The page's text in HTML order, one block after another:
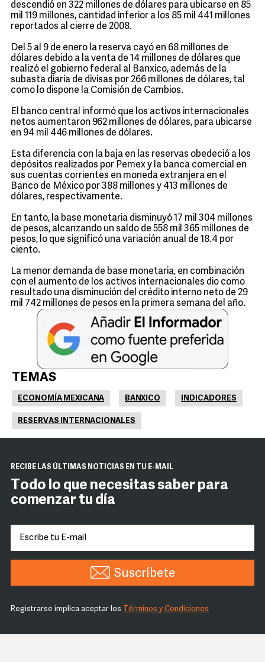
descendió en 322 millones de dólares para ubicarse en 85
mil 119 millones, cantidad inferior a los 85 mil 441 millones
reportados al cierre de 2008.
Del 5 al 9 de enero la reserva cayó en 68 millones de
dólares debido a la venta de 14 millones de dólares que
realizó el gobierno federal al Banxico, además de la
subasta diaria de divisas por 266 millones de dólares, tal
como lo dispone la Comisión de Cambios.
El banco central informó que los activos internacionales
netos aumentaron 962 millones de dólares, para ubicarse
en 94 mil 446 millones de dólares.
Esta diferencia con la baja en las reservas obedeció a los
depósitos realizados por Pemex y la banca comercial en
sus cuentas corrientes en moneda extranjera en el
Banco de México por 388 millones y 413 millones de
dólares, respectivamente.
En tanto, la base monetaria disminuyó 17 mil 304 millones
de pesos, alcanzando un saldo de 558 mil 365 millones de
pesos, lo que significó una variación anual de 18.4 por
ciento.
La menor demanda de base monetaria, en combinación
con el aumento de los activos internacionales dio como
resultado una disminución del crédito interno neto de 29
mil 742 millones de pesos en la primera semana del año.
TEMAS
ECONOMÍA MEXICANA BANXICO INDICADORES
RESERVAS INTERNACIONALES
RECIBE LAS ÚLTIMAS NOTICIAS EN TU E-MAIL
Todo lo que necesitas saber para
comenzar tu día
Suscríbete
Registrarse implica aceptar los Términos y Condiciones